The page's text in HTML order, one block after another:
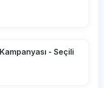
- Seçili